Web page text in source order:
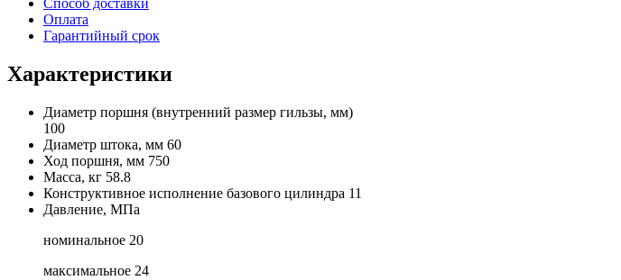
Оплата
Гарантийный срок
Характеристики
Диаметр поршня (внутренний размер гильзы, мм)
100
Диаметр штока, мм 60
Ход поршня, мм 750
Масса, кг 58.8
Конструктивное исполнение базового цилиндра 11
Давление, МПа
номинальное 20
максимальное 24